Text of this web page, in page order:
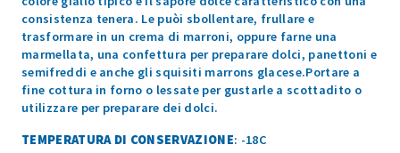
consistenza tenera. Le puòi sbollentare, frullare e
trasformare in un crema di marroni, oppure farne una
marmellata, una confettura per preparare dolci, panettoni e
semifreddi e anche gli squisiti marrons glacese.Portare a
fine cottura in forno o lessate per gustarle a scottadito o
utilizzare per preparare dei dolci.
TEMPERATURA DI CONSERVAZIONE: -18C